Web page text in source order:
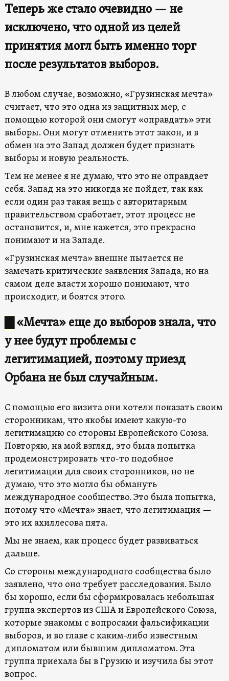
Теперь же стало очевидно — не
исключено, что одной из целей
принятия могл быть именно торг
после результатов выборов.
В любом случае, возможно, «Грузинская мечта»
считает, что это одна из защитных мер, с
помощью которой они смогут «оправдать» эти
выборы. Они могут отменить этот закон, и в
обмен на это Запад должен будет признать
выборы и новую реальность.
Тем не менее я не думаю, что это не оправдает
себя. Запад на это никогда не пойдет, так как
если один раз такая вещь с авторитарным
правительством сработает, этот процесс не
остановится, и, мне кажется, это прекрасно
понимают и на Западе.
«Грузинская мечта» внешне пытается не
замечать критические заявления Запада, но на
самом деле власти хорошо понимают, что
происходит, и боятся этого.
«Мечта» еще до выборов знала, что
у нее будут проблемы с
легитимацией, поэтому приезд
Орбана не был случайным.
С помощью его визита они хотели показать своим
сторонникам, что якобы имеют какую-то
легитимацию со стороны Европейского Союза.
Повторяю, на мой взгляд, это была попытка
продемонстрировать что-то подобное
легитимации для своих сторонников, но не
думаю, что это могло бы обмануть
международное сообщество. Это была попытка,
потому что «Мечта» знает, что легитимация —
это их ахиллесова пята.
Мы не знаем, как процесс будет развиваться
дальше.
Со стороны международного сообщества было
заявлено, что оно требует расследования. Было
бы хорошо, если бы сформировалась небольшая
группа экспертов из США и Европейского Союза,
которые знакомы с вопросами фальсификации
выборов, и во главе с каким-либо известным
дипломатом или бывшим дипломатом. Эта
группа приехала бы в Грузию и изучила бы этот
вопрос.